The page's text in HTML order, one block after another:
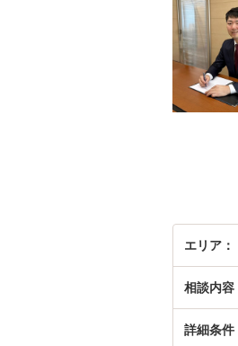
エリア
相談内容
詳細条件